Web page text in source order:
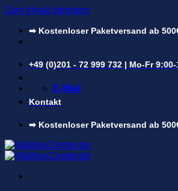
Zum Inhalt springen
➡ Kostenloser Paketversand ab
+49 (0)201 - 72 999 732 | Mo-Fr
E-Mail
Kontakt
➡ Kostenloser Paketversand ab